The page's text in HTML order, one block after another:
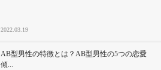
2022.03.19
AB型男性の特徴とは？AB型男性の5つの恋愛
傾...